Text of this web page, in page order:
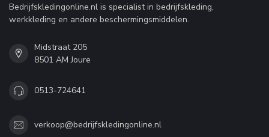
Bedrijfskledingonline.nl is specialist in bedrijfskleding,
werkkleding en andere beschermingsmiddelen.
Midstraat 205
8501 AM Joure
0513-724641
verkoop@bedrijfskledingonline.nl